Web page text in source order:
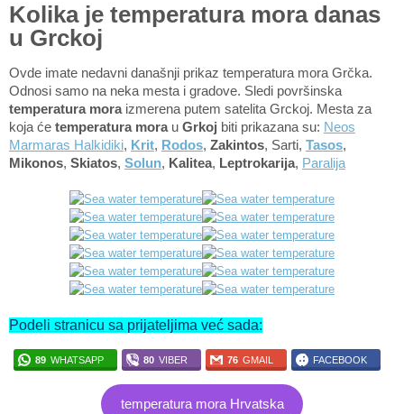
Kolika je temperatura mora danas
u Grckoj
Ovde imate nedavni današnji prikaz temperatura mora Grčka.
Odnosi samo na neka mesta i gradove. Sledi površinska
temperatura moraizmerena putem satelita Grckoj. Mesta za
koja će temperatura morau Grkoj biti prikazana su: Neos
Marmaras Halkidiki, Krit, Rodos, Zakintos, Sarti, Tasos,
Mikonos, Skiatos, Solun, Kalitea, Leptrokarija, Paralija
Podeli stranicu sa prijateljima već sada:
89 WHATSAPP 80 VIBER 76 GMAIL FACEBOOK
temperatura mora Hrvatska